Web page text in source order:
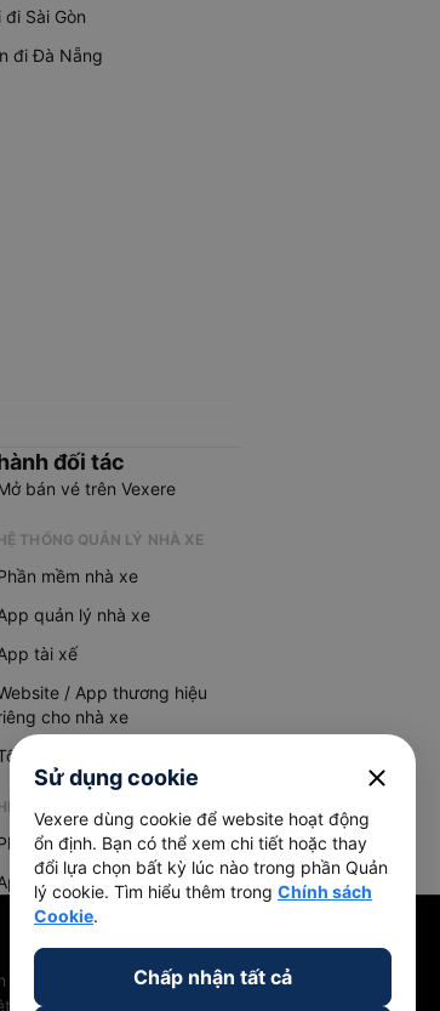
đi Sài Gòn
đi Đà Nẵng
đối tác
bán vé trên Vexere
THỐNG QUẢN LÝ NHÀ XE
mềm nhà xe
quản lý nhà xe
tài xế
/ App thương hiệu
cho nhà xe
đài AI
THỐNG QUẢN LÝ HÀNG HOÁ
mềm quản lý hàng hoá
quản lý hàng hoá
Nam
Sử dụng cookie close
Vexere dùng cookie để website hoạt động
ổn định. Bạn có thể xem chi tiết hoặc thay
đổi lựa chọn bất kỳ lúc nào trong phần Quản
lý cookie. Tìm hiểu thêm trong Chính sách
Cookie.
Chấp nhận tất cả